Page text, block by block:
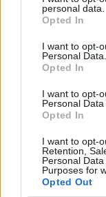
grant or deny
use your data for
consent section.
personal data.
Opted In
I want to opt-
Personal Data.
Opted In
I want to opt-
Personal Data
Opted In
I want to opt-
Retention,
Personal
Purposes for
Opted Out
Valahogy így
posztja
a Mandiner ad
Az erő előtt
kolbenheyer•2012.
Ez egy Fülke-
Viktor nem csak
legőszintébb